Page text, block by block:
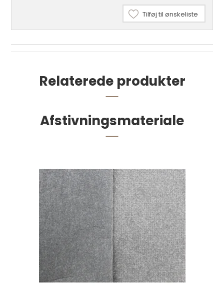
25,00 DKK
Vokset hørtråd, 5-trådet 22,9 m. Sort pr.
55,00 DKK
Tilføj til ønskeliste
Relaterede produkter
Afstivningsmateriale